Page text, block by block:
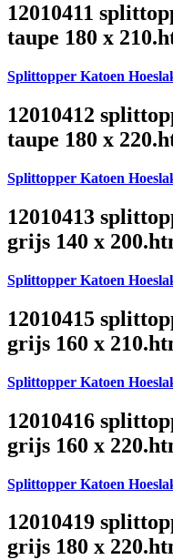
12010411
taupe 180 x
Splittopper Katoen
12010412
taupe 180 x
Splittopper Katoen
12010413
grijs 140 x
Splittopper Katoen
12010415
grijs 160 x
Splittopper Katoen
12010416
grijs 160 x
Splittopper Katoen
12010419
grijs 180 x